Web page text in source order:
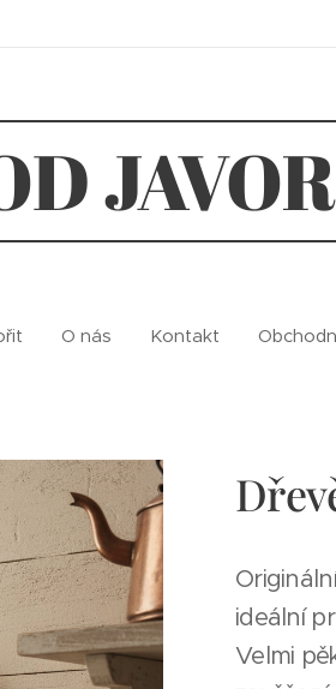
O nás Kontakt
ideální
Velmi